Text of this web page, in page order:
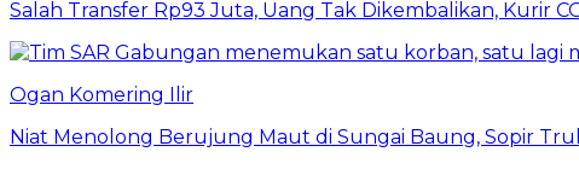
Salah Transfer Rp93 Juta, Uang Tak Dikembalikan, Kurir
Ogan Komering Ilir
Niat Menolong Berujung Maut di Sungai Baung, Sopir